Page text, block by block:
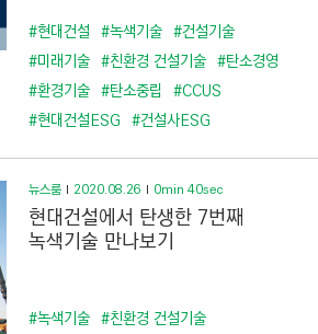
#현대건설 #녹색기술 #건설기술
#미래기술 #친환경 건설기술 #탄소경영
#환경기술 #탄소중립 #CCUS
#현대건설ESG #건설사ESG
뉴스룸 2020.08.26 0min 40sec
현대건설에서 탄생한 7번째
녹색기술 만나보기
#녹색기술 #친환경 건설기술